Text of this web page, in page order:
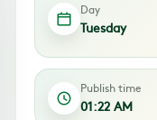
Day
Tuesday
Publish time
01:22 AM